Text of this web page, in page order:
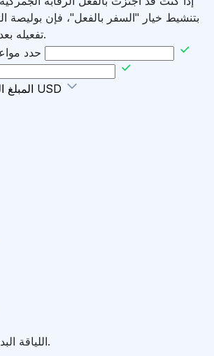
بتنشيط خيار "السفر بالفعل"، فإن بوليصة
تفعيله بعد 48 ساعة من الدفع.
حدد
المبلغ 35 000 USD
اللياقة البدنية واليوجا والبيلاتس.